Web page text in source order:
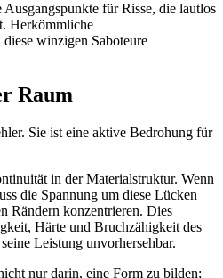
Ausgangspunkte für Risse, die lautlos
Herkömmliche
winzigen Saboteure
Raum
Sie ist eine aktive Bedrohung für
in der Materialstruktur. Wenn
die Spannung um diese Lücken
Rändern konzentrieren. Dies
Härte und Bruchzähigkeit des
Leistung unvorhersehbar.
nur darin, eine Form zu bilden;